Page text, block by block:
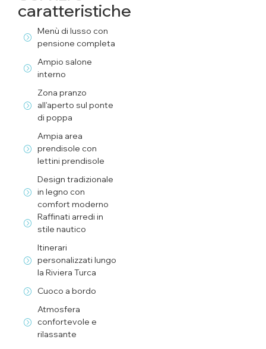
caratteristiche
Menù di lusso con
pensione completa
Ampio salone
interno
Zona pranzo
all'aperto sul ponte
di poppa
Ampia area
prendisole con
lettini prendisole
Design tradizionale
in legno con
comfort moderno
Raffinati arredi in
stile nautico
Itinerari
personalizzati lungo
la Riviera Turca
Cuoco a bordo
Atmosfera
confortevole e
rilassante